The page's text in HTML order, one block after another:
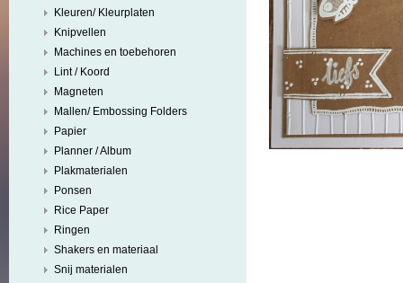
Kleuren/ Kleurplaten
Knipvellen
Machines en toebehoren
Lint / Koord
Magneten
Mallen/ Embossing Folders
Papier
Planner / Album
Plakmaterialen
Ponsen
Rice Paper
Ringen
Shakers en materiaal
Snij materialen